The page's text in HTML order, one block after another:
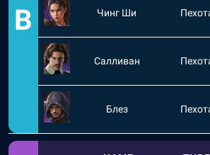
B Чинг Ши
Салливан
Блез